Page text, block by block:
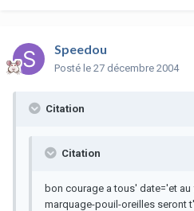
Speedou
Posté le 27 décembre 2004
Citation
Citation
bon courage a tous' date='et
marquage-pouil-oreilles seront